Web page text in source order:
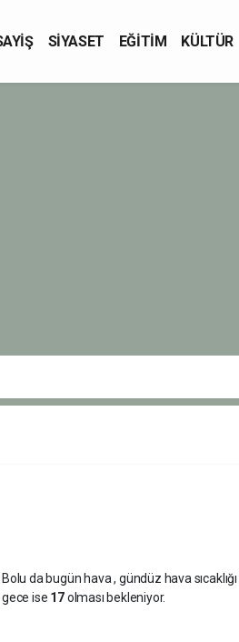
SİYASET EĞİTİM KÜLTÜR
Bolu da bugün hava, gündüz hava sıcaklığı
gece ise 17olması bekleniyor.